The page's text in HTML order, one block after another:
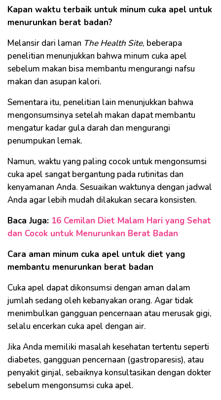
Kapan waktu terbaik untuk minum cuka apel untuk
menurunkan berat badan?
Melansir dari laman The Health Site, beberapa
penelitian menunjukkan bahwa minum cuka apel
sebelum makan bisa membantu mengurangi nafsu
makan dan asupan kalori.
Sementara itu, penelitian lain menunjukkan bahwa
mengonsumsinya setelah makan dapat membantu
mengatur kadar gula darah dan mengurangi
penumpukan lemak.
Namun, waktu yang paling cocok untuk mengonsumsi
cuka apel sangat bergantung pada rutinitas dan
kenyamanan Anda. Sesuaikan waktunya dengan jadwal
Anda agar lebih mudah dilakukan secara konsisten.
Baca Juga: 16 Cemilan Diet Malam Hari yang Sehat
dan Cocok untuk Menurunkan Berat Badan
Cara aman minum cuka apel untuk diet yang
membantu menurunkan berat badan
Cuka apel dapat dikonsumsi dengan aman dalam
jumlah sedang oleh kebanyakan orang. Agar tidak
menimbulkan gangguan pencernaan atau merusak gigi,
selalu encerkan cuka apel dengan air.
Jika Anda memiliki masalah kesehatan tertentu seperti
diabetes, gangguan pencernaan (gastroparesis), atau
penyakit ginjal, sebaiknya konsultasikan dengan dokter
sebelum mengonsumsi cuka apel.